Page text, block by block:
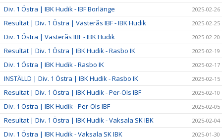
Div. 1 Östra | IBK Hudik - IBF Borlänge 2025-02-26
Resultat | Div. 1 Östra | Västerås IBF - IBK Hudik 2025-02-25
Div. 1 Östra | Västerås IBF - IBK Hudik 2025-02-20
Resultat | Div. 1 Östra | IBK Hudik - Rasbo IK 2025-02-19
Div. 1 Östra | IBK Hudik - Rasbo IK 2025-02-17
INSTÄLLD | Div. 1 Östra | IBK Hudik - Rasbo IK 2025-02-15
Resultat | Div. 1 Östra | IBK Hudik - Per-Ols IBF 2025-02-10
Div. 1 Östra | IBK Hudik - Per-Ols IBF 2025-02-05
Resultat | Div. 1 Östra | IBK Hudik - Vaksala SK IBK 2025-02-04
Div. 1 Östra | IBK Hudik - Vaksala SK IBK 2025-01-30